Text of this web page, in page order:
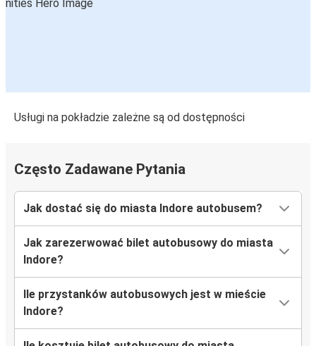
Usługi na pokładzie zależne są od dostępności
Często Zadawane Pytania
Jak dostać się do miasta Indore autobusem?
Jak zarezerwować bilet autobusowy do miasta
Indore?
Ile przystanków autobusowych jest w mieście
Indore?